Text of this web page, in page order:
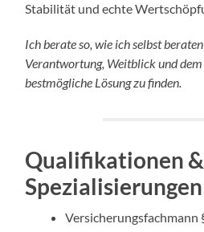
Stabilität und echte
Ich berate so, wie ich selbst
Verantwortung, Weitblick und
bestmögliche Lösung zu finden.
Qualifikationen &
Spezialisierungen
Versicherungsfachmann